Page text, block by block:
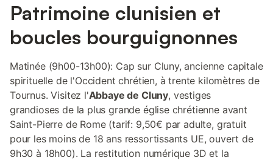
Patrimoine clunisien et
boucles bourguignonnes
Matinée (9h00-13h00): Cap sur Cluny, ancienne capitale
spirituelle de l'Occident chrétien, à trente kilomètres de
Tournus. Visitez l'Abbaye de Cluny, vestiges
grandioses de la plus grande église chrétienne avant
Saint-Pierre de Rome (tarif: 9,50€ par adulte, gratuit
pour les moins de 18 ans ressortissants UE, ouvert de
9h30 à 18h00). La restitution numérique 3D et la